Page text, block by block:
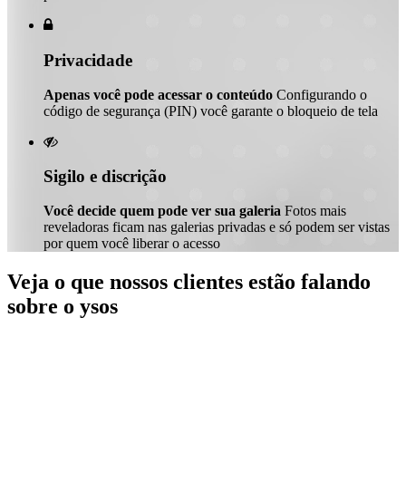

Privacidade
Apenas você pode acessar o conteúdo Configurando o
código de segurança (PIN) você garante o bloqueio de tela

Sigilo e discrição
Você decide quem pode ver sua galeria Fotos mais
reveladoras ficam nas galerias privadas e só podem ser vistas
por quem você liberar o acesso
Veja o que nossos clientes estão falando
sobre o ysos